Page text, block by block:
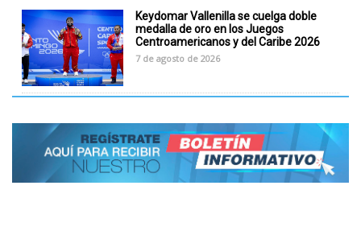
Keydomar Vallenilla se cuelga doble
medalla de oro en los Juegos
Centroamericanos y del Caribe 2026
7 de agosto de 2026